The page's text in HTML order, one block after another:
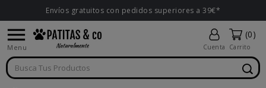
Envíos gratuitos con pedidos superiores a 39€*

Menu Cuenta
(0)
Carrito